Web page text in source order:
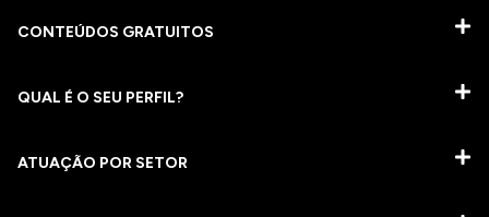
CONTEÚDOS GRATUITOS
QUAL É O SEU PERFIL?
ATUAÇÃO POR SETOR